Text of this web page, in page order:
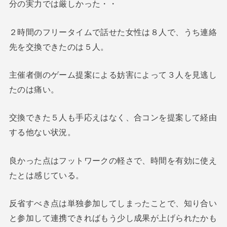
分の実力では厳しかった・・
２時間のフリータイムで話せた女性は８人で、うち連絡
先を交換できたのは５人。
主催者側のゲーム提案による妨害によって３人を見逃し
たのは痛い。
交換できた５人も手応えはなく、合コンを提案して経由
する他ない状況。
良かった点はフットワークの軽さで、時間を有効に使え
たとは感じている。
反省すべき点は単独参加してしまったことで、知り合い
と参加して連携できればもう少し成果が上げられたかも